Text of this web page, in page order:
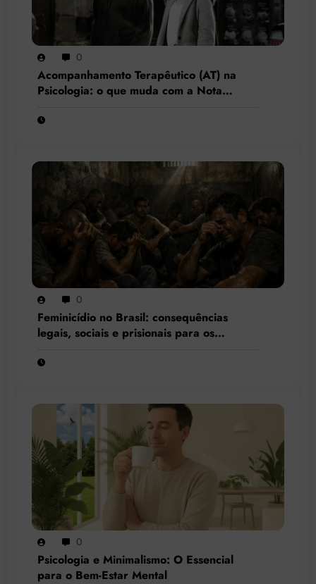
0
Acompanhamento Terapêutico (AT) na
Psicologia: o que muda com a Nota
0
Feminicídio no Brasil: consequências
legais, sociais e prisionais para os
0
Psicologia e Minimalismo: O Essencial
para o Bem-Estar Mental